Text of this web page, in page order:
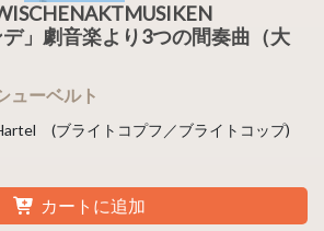
」劇音楽より3つの間奏曲（大
ューベルト
(ブライトコプフ／ブライトコップ)
カートに追加